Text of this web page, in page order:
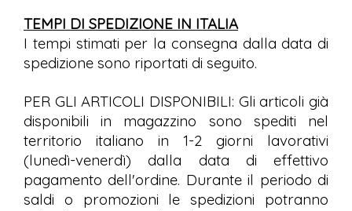
TEMPI DI SPEDIZIONE IN ITALIA
I tempi stimati per la consegna dalla data di
spedizione sono riportati di seguito.
PER GLI ARTICOLI DISPONIBILI: Gli articoli già
disponibili in magazzino sono spediti nel
territorio italiano in 1-2 giorni lavorativi
(lunedì-venerdì) dalla data di effettivo
pagamento dell'ordine. Durante il periodo di
saldi o promozioni le spedizioni potranno